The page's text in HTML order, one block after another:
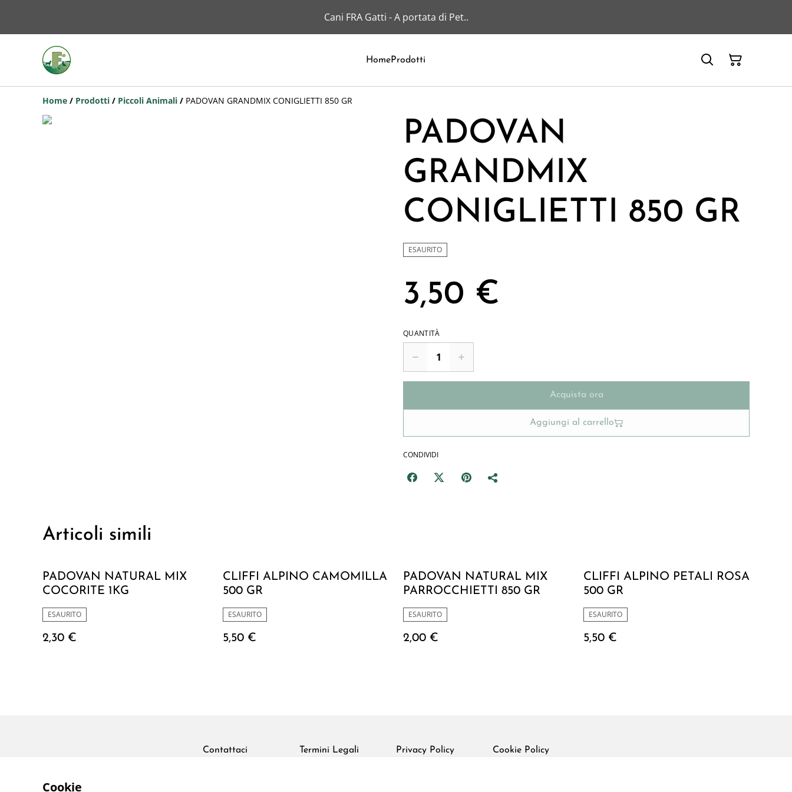
Cani FRA Gatti - A portata di Pet..
HomeProdotti
Home / Prodotti / Piccoli Animali / PADOVAN GRANDMIX CONIGLIETTI 850 GR
PADOVAN
GRANDMIX
CONIGLIETTI 850 GR
ESAURITO
3,50 €
QUANTITÀ
Acquista ora
Aggiungi al carrello
CONDIVIDI
Articoli simili
PADOVAN NATURAL MIX
COCORITE 1KG
ESAURITO
2,30 €
CLIFFI ALPINO CAMOMILLA
500 GR
ESAURITO
5,50 €
PADOVAN NATURAL MIX
PARROCCHIETTI 850 GR
ESAURITO
2,00 €
CLIFFI ALPINO PETALI ROSA
500 GR
ESAURITO
5,50 €
Contattaci Termini Legali Privacy Policy Cookie Policy
Cookie